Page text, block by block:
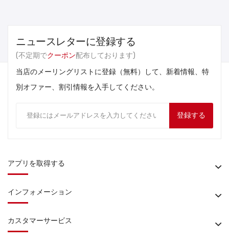
ニュースレターに登録する
(不定期でクーポン配布しております)
当店のメーリングリストに登録（無料）して、新着情報、特
別オファー、割引情報を入手してください。
登録する
アプリを取得する
インフォメーション
カスタマーサービス